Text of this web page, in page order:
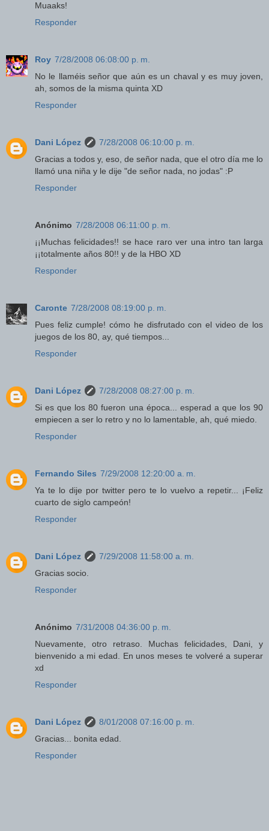
Muaaks!
Responder
Roy 7/28/2008 06:08:00 p. m.
No le llaméis señor que aún es un chaval y es muy joven,
ah, somos de la misma quinta XD
Responder
Dani López
7/28/2008 06:10:00 p. m.
Gracias a todos y, eso, de señor nada, que el otro día me lo
llamó una niña y le dije "de señor nada, no jodas" :P
Responder
Anónimo 7/28/2008 06:11:00 p. m.
¡¡Muchas felicidades!! se hace raro ver una intro tan larga
¡¡totalmente años 80!! y de la HBO XD
Responder
Caronte 7/28/2008 08:19:00 p. m.
Pues feliz cumple! cómo he disfrutado con el video de los
juegos de los 80, ay, qué tiempos...
Responder
Dani López
7/28/2008 08:27:00 p. m.
Si es que los 80 fueron una época... esperad a que los 90
empiecen a ser lo retro y no lo lamentable, ah, qué miedo.
Responder
Fernando Siles 7/29/2008 12:20:00 a. m.
Ya te lo dije por twitter pero te lo vuelvo a repetir... ¡Feliz
cuarto de siglo campeón!
Responder
Dani López
7/29/2008 11:58:00 a. m.
Gracias socio.
Responder
Anónimo 7/31/2008 04:36:00 p. m.
Nuevamente, otro retraso. Muchas felicidades, Dani, y
bienvenido a mi edad. En unos meses te volveré a superar
xd
Responder
Dani López
8/01/2008 07:16:00 p. m.
Gracias... bonita edad.
Responder